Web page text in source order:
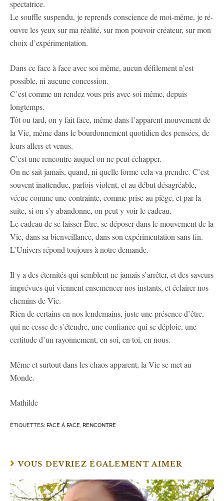
spectatrice.
Le souffle suspendu, je reprends conscience de moi-même, je ré-
ouvre les yeux sur ma réalité, sur mon pouvoir créateur, sur mon
choix d’expérimentation.
Dans ce face à face avec soi même, aucun défilement n’est
possible, ni aucune concession.
C’est comme un rendez vous pris avec soi même, depuis
longtemps.
Tôt ou tard, on y fait face, même dans l’apparent mouvement de
la Vie, même dans le bourdonnement quotidien des pensées, de
leurs allers et venus.
C’est une rencontre auquel on ne peut échapper.
On ne sait jamais, quand, ni quelle forme cela va prendre. C’est
souvent inattendue, parfois violent, et au début désagréable,
vécue comme une contrainte, comme prise au piège, et par la
suite, si on s’y abandonne, on peut y voir le cadeau.
Le cadeau de se laisser Être, se déposer dans le mouvement de la
Vie, dans sa bienveillance, dans son expérimentation sans fin.
L’Univers répond toujours à notre demande.
Il y a des éternités qui semblent ne jamais s’arrêter, et des saveurs
imprévues qui viennent ensemencer nos instants, et éclairer nos
chemins de Vie.
Rien de certains en nos lendemains, juste une présence d’être,
qui ne cesse de s’étendre, une confiance qui se déploie, une
certitude d’un rayonnement, en soi, en toi, en nous.
Même et surtout dans les chaos apparent, la Vie se met au
Monde.
Mathilde
ÉTIQUETTES: FACE À FACE, RENCONTRE
VOUS DEVRIEZ ÉGALEMENT AIMER